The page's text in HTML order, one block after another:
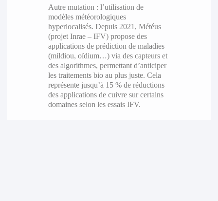
Autre mutation : l’utilisation de
modèles météorologiques
hyperlocalisés. Depuis 2021, Météus
(projet Inrae – IFV) propose des
applications de prédiction de maladies
(mildiou, oïdium…) via des capteurs et
des algorithmes, permettant d’anticiper
les traitements bio au plus juste. Cela
représente jusqu’à 15 % de réductions
des applications de cuivre sur certains
domaines selon les essais IFV.